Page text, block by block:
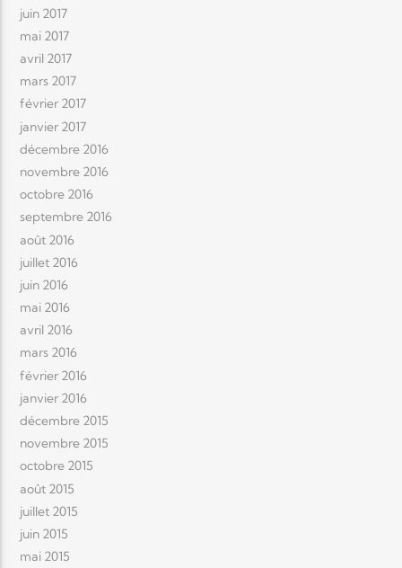
juin 2017
mai 2017
avril 2017
mars 2017
février 2017
janvier 2017
décembre 2016
novembre 2016
octobre 2016
septembre 2016
août 2016
juillet 2016
juin 2016
mai 2016
avril 2016
mars 2016
février 2016
janvier 2016
décembre 2015
novembre 2015
octobre 2015
août 2015
juillet 2015
juin 2015
mai 2015